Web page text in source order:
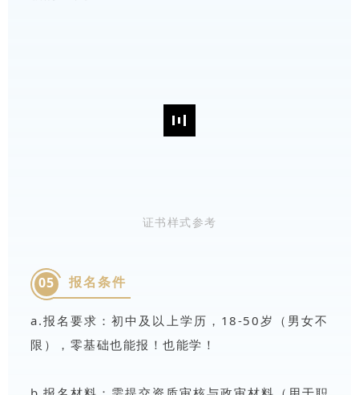
05 报名条件
a.报名要求：初中及以上学历，18-50岁（男女不